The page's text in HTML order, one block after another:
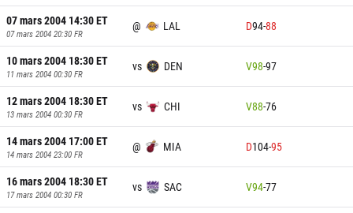
07 mars 2004 14:30ET
07 mars 2004 20:30 FR
@ LAL D94-88
10 mars 2004 18:30ET
11 mars 2004 00:30 FR
vs DEN V98-97
12 mars 2004 18:30ET
13 mars 2004 00:30 FR
vs CHI V88-76
14 mars 2004 17:00ET
14 mars 2004 23:00 FR
@ MIA D104-95
16 mars 2004 18:30ET
17 mars 2004 00:30 FR
vs SAC V94-77